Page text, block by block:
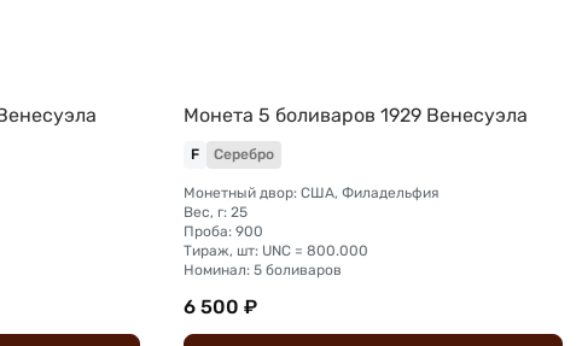
Монета 5 боливаров 1929 Венесуэла
F Серебро
Монетный двор: США, Филадельфия
Вес, г: 25
Проба: 900
Тираж, шт: UNC = 800.000
Номинал: 5 боливаров
6 500 ₽